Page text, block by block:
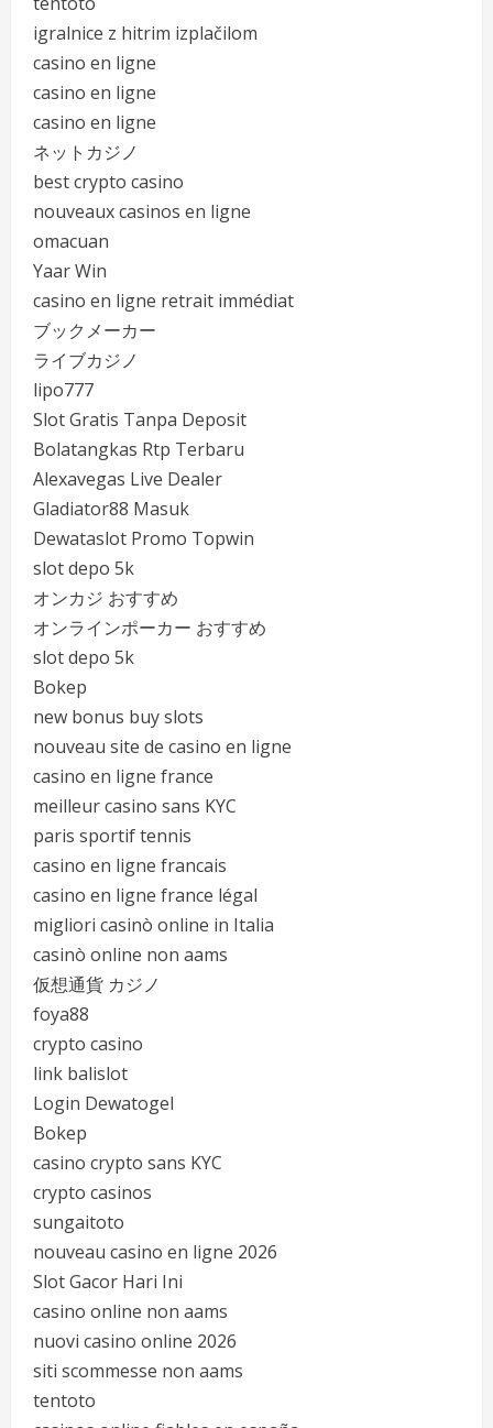
igralnice z hitrim izplačilom
casino en ligne
casino en ligne
casino en ligne
ネットカジノ
best crypto casino
nouveaux casinos en ligne
omacuan
Yaar Win
casino en ligne retrait immédiat
ブックメーカー
ライブカジノ
lipo777
Slot Gratis Tanpa Deposit
Bolatangkas Rtp Terbaru
Alexavegas Live Dealer
Gladiator88 Masuk
Dewataslot Promo Topwin
slot depo 5k
オンカジ おすすめ
オンラインポーカー おすすめ
slot depo 5k
Bokep
new bonus buy slots
nouveau site de casino en ligne
casino en ligne france
meilleur casino sans KYC
paris sportif tennis
casino en ligne francais
casino en ligne france légal
migliori casinò online in Italia
casinò online non aams
仮想通貨 カジノ
foya88
crypto casino
link balislot
Login Dewatogel
Bokep
casino crypto sans KYC
crypto casinos
sungaitoto
nouveau casino en ligne 2026
Slot Gacor Hari Ini
casino online non aams
nuovi casino online 2026
siti scommesse non aams
tentoto